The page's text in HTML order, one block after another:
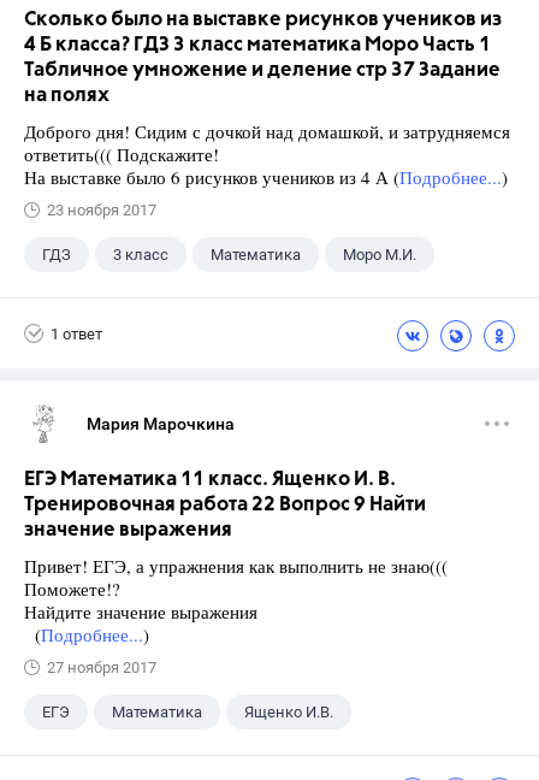
Сколько было на выставке рисунков учеников из
4 Б класса? ГДЗ 3 класс математика Моро Часть 1
Табличное умножение и деление стр 37 Задание
на полях
Доброго дня! Сидим с дочкой над домашкой, и затрудняемся
ответить((( Подскажите!
На выставке было 6 рисунков учеников из 4 А (Подробнее...)
23 ноября 2017
ГДЗ 3 класс Математика Моро М.И.
1 ответ
Мария Марочкина
ЕГЭ Математика 11 класс. Ященко И. В.
Тренировочная работа 22 Вопрос 9 Найти
значение выражения
Привет! ЕГЭ, а упражнения как выполнить не знаю(((
Поможете!?
Найдите значение выражения
(Подробнее...)
27 ноября 2017
ЕГЭ Математика Ященко И.В.